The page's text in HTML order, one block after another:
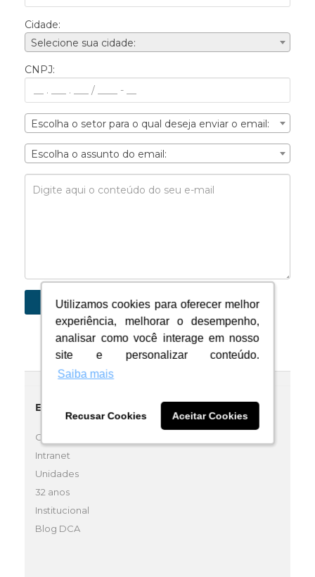
Utilizamos cookies para oferecer melhor
experiência, melhorar o desempenho,
analisar como você interage em nosso
site e personalizar conteúdo.
Saiba mais
Recusar Cookies Aceitar Cookies
Utilizamos cookies para oferecer melhor
experiência, melhorar o desempenho,
analisar como você interage em nosso
site e personalizar conteúdo.
Saiba mais
Recusar Cookies Aceitar Cookies
Cidade:
Selecione sua cidade:
CNPJ:
Escolha o setor para o qual deseja enviar o email:
Escolha o assunto do email:
Enviar
Empresa
Contato
Intranet
Unidades
32 anos
Institucional
Blog DCA